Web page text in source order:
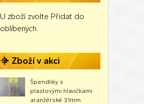
U zboží zvolte Přidat do
oblíbených.
Zboží v akci
Špendlíky s
plastovými hlavičkami
aranžérské 31mm